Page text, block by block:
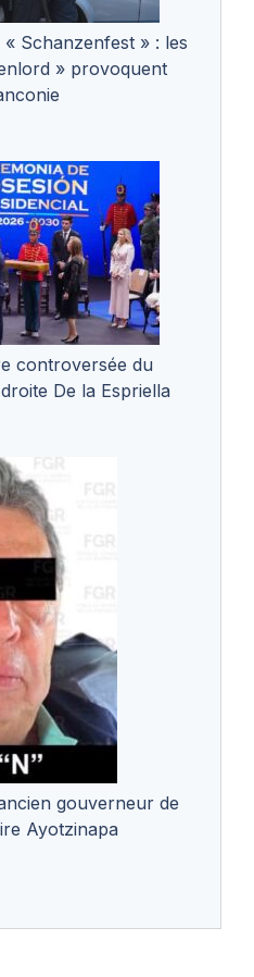
Schanzenfest » : les
» provoquent
controversée du
De la Espriella
gouverneur de
Ayotzinapa